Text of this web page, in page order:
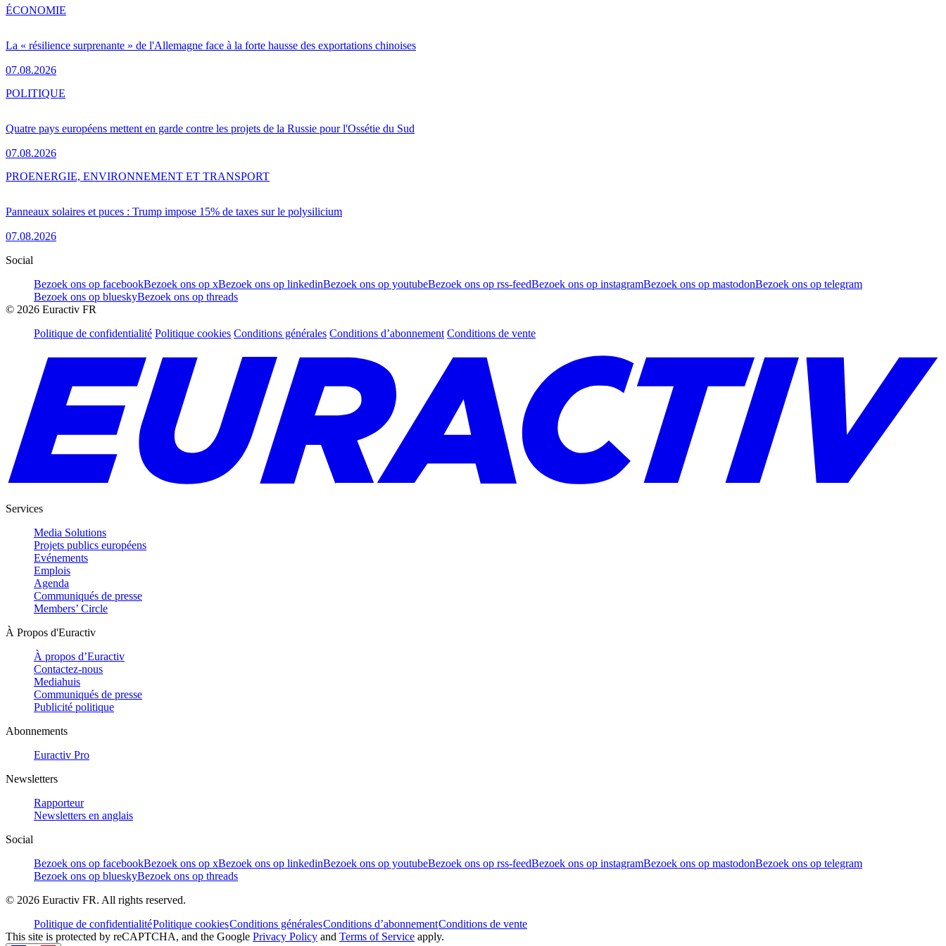
La « résilience surprenante » de l'Allemagne face à la forte hausse des exportations chinoises
07.08.2026
ÉCONOMIE
Quatre pays européens mettent en garde contre les projets de la Russie pour l'Ossétie du Sud
07.08.2026
POLITIQUE
Panneaux solaires et puces : Trump impose 15% de taxes sur le polysilicium
07.08.2026
PROENERGIE, ENVIRONNEMENT ET TRANSPORT
Social
Bezoek ons op facebookBezoek ons op xBezoek ons op linkedinBezoek ons op youtubeBezoek ons op rss-feedBezoek ons op instagramBezoek ons op mastodonBezoek ons op telegram
Bezoek ons op blueskyBezoek ons op threads
© 2026 Euractiv FR
Politique de confidentialité Politique cookies Conditions générales Conditions d’abonnement Conditions de vente
Services
Media Solutions
Projets publics européens
Evénements
Emplois
Agenda
Communiqués de presse
Members’ Circle
À Propos d'Euractiv
À propos d’Euractiv
Contactez-nous
Mediahuis
Communiqués de presse
Publicité politique
Abonnements
Euractiv Pro
Newsletters
Rapporteur
Newsletters en anglais
Social
Bezoek ons op facebookBezoek ons op xBezoek ons op linkedinBezoek ons op youtubeBezoek ons op rss-feedBezoek ons op instagramBezoek ons op mastodonBezoek ons op telegram
Bezoek ons op blueskyBezoek ons op threads
© 2026 Euractiv FR. All rights reserved.
Politique de confidentialitéPolitique cookiesConditions généralesConditions d’abonnementConditions de vente
This site is protected by reCAPTCHA, and the Google Privacy Policy and Terms of Service apply.